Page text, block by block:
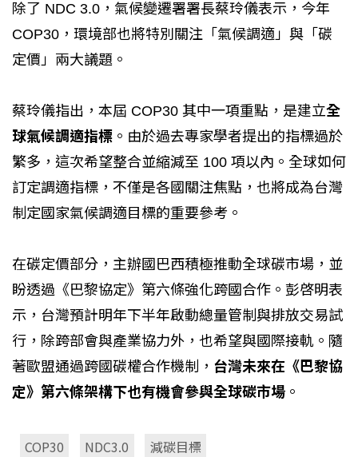
除了 NDC 3.0，氣候變遷署署長蔡玲儀表示，今年
COP30，環境部也將特別關注「氣候調適」與「碳
定價」兩大議題。
蔡玲儀指出，本屆 COP30 其中一項重點，是建立全
球氣候調適指標 。由於過去專家學者提出的指標過於
繁多，這次希望整合並縮減至 100 項以內。全球如何
訂定調適指標，不僅是各國關注焦點，也將成為台灣
制定國家氣候調適目標的重要參考。
在碳定價部分，主辦國巴西積極推動全球碳市場，並
盼透過《巴黎協定》第六條強化跨國合作。彭啓明表
示，台灣預計明年下半年啟動總量管制與排放交易試
行，除跨部會與產業協力外，也希望與國際接軌。隨
著歐盟通過跨國碳權合作機制， 台灣未來在《巴黎協
定》第六條架構下也有機會參與全球碳市場 。
COP30 NDC3.0 減碳目標